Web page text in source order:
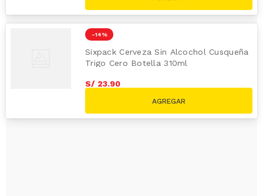
-14 %
Sixpack Cerveza Sin Alcochol Cusqueña
Trigo Cero Botella 310ml
S/ 23.90